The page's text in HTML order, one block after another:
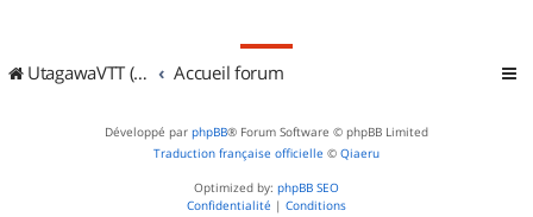
UtagawaVTT (Randos VTT et VTTAE avec traces GPS) Accueil forum
Développé par phpBB® Forum Software © phpBB Limited
Traduction française officielle © Qiaeru
Optimized by: phpBB SEO
Confidentialité | Conditions